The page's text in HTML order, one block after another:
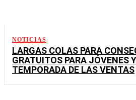
NOTICIAS
LARGAS COLAS PARA
GRATUITOS PARA JÓVENES
TEMPORADA DE LAS VENTAS